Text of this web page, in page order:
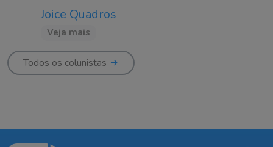
Joice Quadros
Veja mais
Todos os colunistas